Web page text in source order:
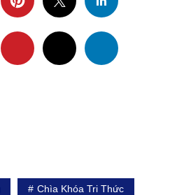
Chìa Khóa Tri Thức